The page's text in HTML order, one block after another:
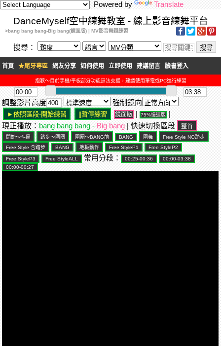
Powered by Translate
DanceMyself空中練舞教室 - 線上影音練舞平台
>bang bang bang-Big bang(鏡面版) | MV影音舞蹈練習
搜尋：
首頁 ★尾牙專區 網友分享 如何使用 立即使用 建議留言 臉書登入
抱歉～目前手機/平板部分功能無法支援，建議使用筆電或PC進行練習
調整影片高度 強制鏡向
鏡面版 |75%慢速版
|
現正播放： bang bang bang - Big bang | 快速切換區段
常用分段：